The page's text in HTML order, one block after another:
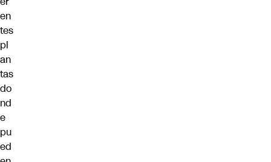
en
tes
pl
an
tas
do
nd
e
pu
ed